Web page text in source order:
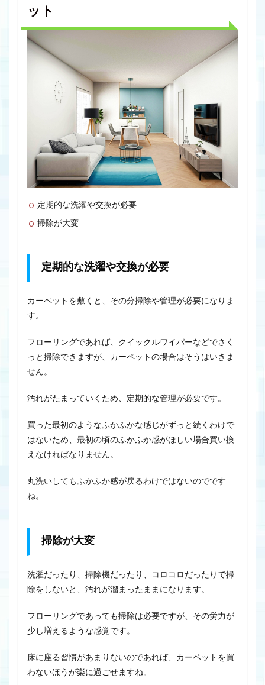
ット
定期的な洗濯や交換が必要
掃除が大変
定期的な洗濯や交換が必要
カーペットを敷くと、その分掃除や管理が必要になりま
す。
フローリングであれば、クイックルワイパーなどでさく
っと掃除できますが、カーペットの場合はそうはいきま
せん。
汚れがたまっていくため、定期的な管理が必要です。
買った最初のようなふかふかな感じがずっと続くわけで
はないため、最初の頃のふかふか感がほしい場合買い換
えなければなりません。
丸洗いしてもふかふか感が戻るわけではないのでです
ね。
掃除が大変
洗濯だったり、掃除機だったり、コロコロだったりで掃
除をしないと、汚れが溜まったままになります。
フローリングであっても掃除は必要ですが、その労力が
少し増えるような感覚です。
床に座る習慣があまりないのであれば、カーペットを買
わないほうが楽に過ごせますね。